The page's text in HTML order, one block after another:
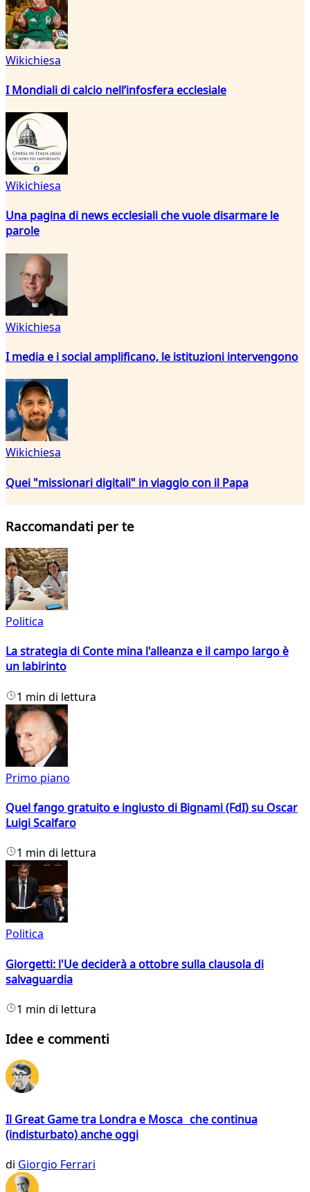
Wikichiesa
I Mondiali di calcio nell’infosfera ecclesiale
Wikichiesa
Una pagina di news ecclesiali che vuole disarmare le
parole
Wikichiesa
I media e i social amplificano, le istituzioni intervengono
Wikichiesa
Quei "missionari digitali" in viaggio con il Papa
Raccomandati per te
Politica
La strategia di Conte mina l'alleanza e il campo largo è
un labirinto
1 min di lettura
Primo piano
Quel fango gratuito e ingiusto di Bignami (FdI) su Oscar
Luigi Scalfaro
1 min di lettura
Politica
Giorgetti: l'Ue deciderà a ottobre sulla clausola di
salvaguardia
1 min di lettura
Idee e commenti
Il Great Game tra Londra e Mosca che continua
(indisturbato) anche oggi
di Giorgio Ferrari